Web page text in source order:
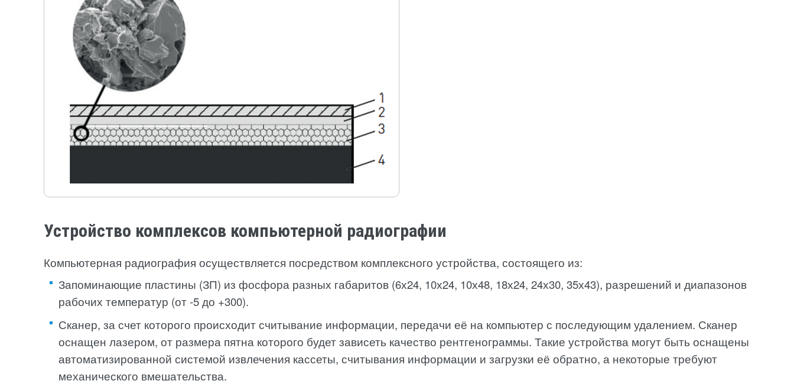
Устройство комплексов компьютерной радиографии
Компьютерная радиография осуществляется посредством комплексного устройства, состоящего из:
Запоминающие пластины (ЗП) из фосфора разных габаритов (6х24, 10х24, 10х48, 18х24, 24х30, 35х43), разрешений и диапазонов
рабочих температур (от -5 до +300).
Сканер, за счет которого происходит считывание информации, передачи её на компьютер с последующим удалением. Сканер
оснащен лазером, от размера пятна которого будет зависеть качество рентгенограммы. Такие устройства могут быть оснащены
автоматизированной системой извлечения кассеты, считывания информации и загрузки её обратно, а некоторые требуют
механического вмешательства.